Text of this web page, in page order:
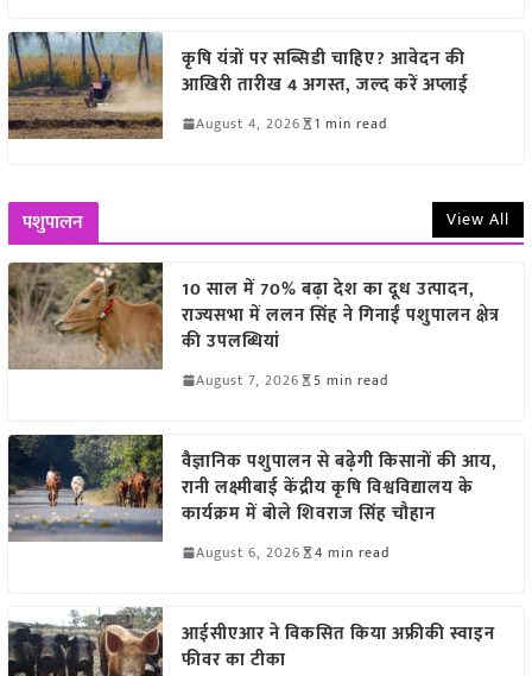
कृषि यंत्रों पर सब्सिडी चाहिए? आवेदन की
आखिरी तारीख 4 अगस्त, जल्द करें अप्लाई
August 4, 2026 1 min read
पशुपालन View All
10 साल में 70% बढ़ा देश का दूध उत्पादन,
राज्यसभा में ललन सिंह ने गिनाईं पशुपालन क्षेत्र
की उपलब्धियां
August 7, 2026 5 min read
वैज्ञानिक पशुपालन से बढ़ेगी किसानों की आय,
रानी लक्ष्मीबाई केंद्रीय कृषि विश्वविद्यालय के
कार्यक्रम में बोले शिवराज सिंह चौहान
August 6, 2026 4 min read
आईसीएआर ने विकसित किया अफ्रीकी स्वाइन
फीवर का टीका